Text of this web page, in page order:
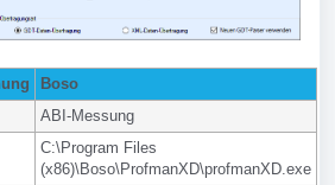
Boso
ABI-Messung
C:\Program Files
(x86)\Boso\ProfmanXD\profmanXD.exe